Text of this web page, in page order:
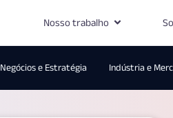
Nosso trabalho
Negócios e Estratégia Indústria e